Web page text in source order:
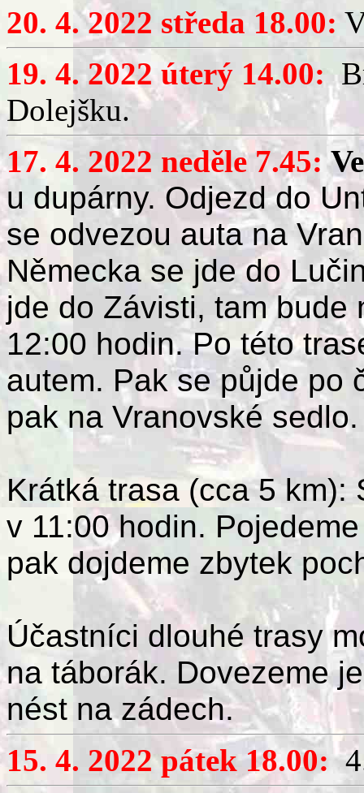
20. 4. 2022 středa 18.00:
19. 4. 2022 úterý 14.00:
Dolejšku.
17. 4. 2022 neděle 7.45:
u dupárny. Odjezd do
se odvezou auta na
Německa se jde do
jde do Závisti, tam bude
12:00 hodin. Po této
autem. Pak se půjde po
pakna Vranovské
Krátká trasa (cca 5 km):
v 11:00 hodin.
pak dojdeme zbytek
Účastníci dlouhé trasy
na táborák. Dovezeme
nést na zádech.
15. 4. 2022 pátek 18.00: